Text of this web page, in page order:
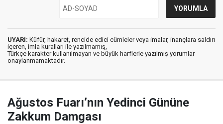
UYARI: Küfür, hakaret, rencide edici cümleler veya imalar, inançlara saldırı
içeren, imla kuralları ile yazılmamış,
Türkçe karakter kullanılmayan ve büyük harflerle yazılmış yorumlar
onaylanmamaktadır.
Ağustos Fuarı’nın Yedinci Gününe
Zakkum Damgası